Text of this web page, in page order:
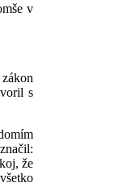
v
s
že